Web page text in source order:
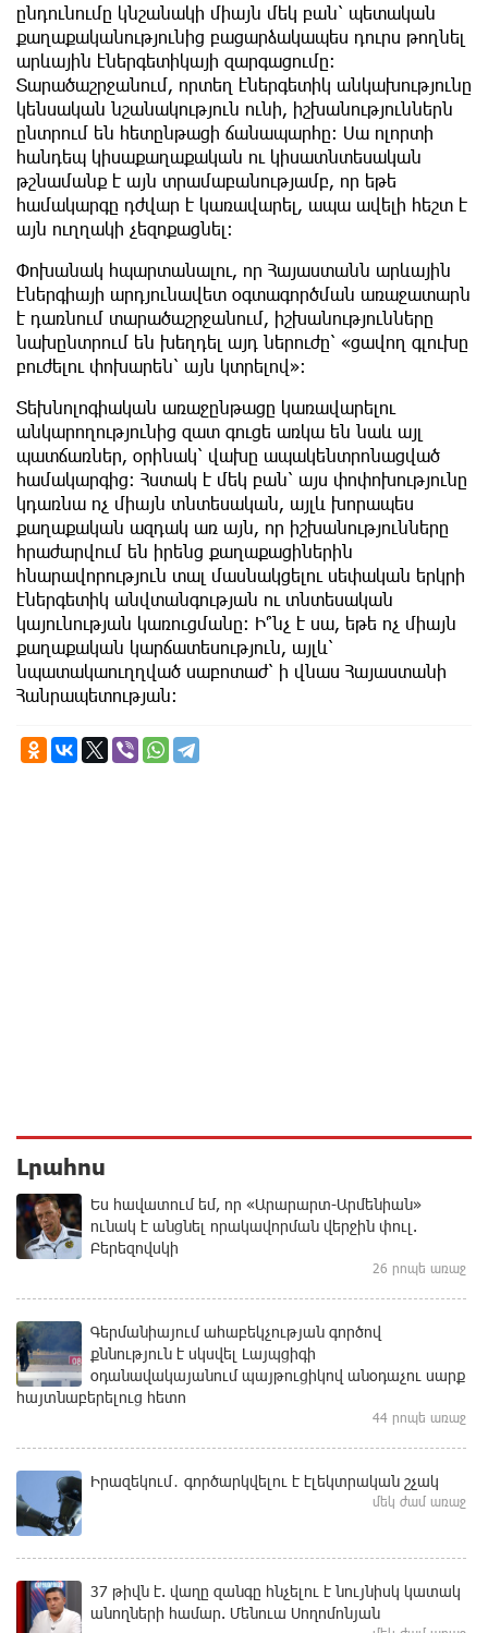
ընդունումը կնշանակի միայն մեկ բան՝ պետական
քաղաքականությունից բացարձակապես դուրս թողնել
արևային էներգետիկայի զարգացումը։
Տարածաշրջանում, որտեղ էներգետիկ անկախությունը
կենսական նշանակություն ունի, իշխանություններն
ընտրում են հետընթացի ճանապարհը: Սա ոլորտի
հանդեպ կիսաքաղաքական ու կիսատնտեսական
թշնամանք է այն տրամաբանությամբ, որ եթե
համակարգը դժվար է կառավարել, ապա ավելի հեշտ է
այն ուղղակի չեզոքացնել։
Փոխանակ հպարտանալու, որ Հայաստանն արևային
էներգիայի արդյունավետ օգտագործման առաջատարն
է դառնում տարածաշրջանում, իշխանությունները
նախընտրում են խեղդել այդ ներուժը՝ «ցավող գլուխը
բուժելու փոխարեն՝ այն կտրելով»:
Տեխնոլոգիական առաջընթացը կառավարելու
անկարողությունից զատ գուցե առկա են նաև այլ
պատճառներ, օրինակ՝ վախը ապակենտրոնացված
համակարգից։ Հստակ է մեկ բան՝ այս փոփոխությունը
կդառնա ոչ միայն տնտեսական, այլև խորապես
քաղաքական ազդակ առ այն, որ իշխանությունները
հրաժարվում են իրենց քաղաքացիներին
հնարավորություն տալ մասնակցելու սեփական երկրի
էներգետիկ անվտանգության ու տնտեսական
կայունության կառուցմանը։ Ի՞նչ է սա, եթե ոչ միայն
քաղաքական կարճատեսություն, այլև՝
նպատակաուղղված սաբոտաժ՝ ի վնաս Հայաստանի
Հանրապետության։
Լրահոս
Ես հավատում եմ, որ «Արարարտ-Արմենիան»
ունակ է անցնել որակավորման վերջին փուլ.
Բերեզովսկի
26 րոպե առաջ
Գերմանիայում ահաբեկչության գործով
քննություն է սկսվել Լայպցիգի
օդանավակայանում պայթուցիկով անօդաչու սարք
հայտնաբերելուց հետո
44 րոպե առաջ
Իրազեկում․ գործարկվելու է էլեկտրական շչակ
մեկ ժամ առաջ
37 թիվն է. վաղը զանգը հնչելու է նույնիսկ կատակ
անողների համար. Մենուա Սողոմոնյան